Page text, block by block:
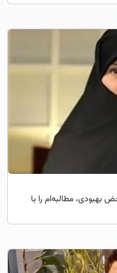
بهبودی، مطالبه‌ام را با